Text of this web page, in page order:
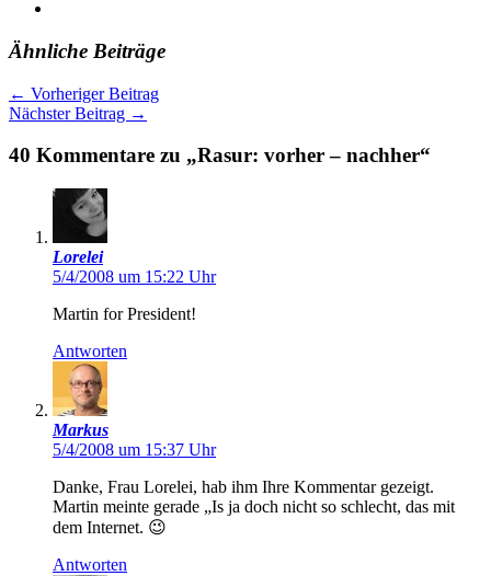
Ähnliche Beiträge
← Vorheriger Beitrag
Nächster Beitrag →
40 Kommentare zu „Rasur: vorher – nachher“
Lorelei
5/4/2008 um 15:22 Uhr
Martin for President!
Antworten
Markus
5/4/2008 um 15:37 Uhr
Danke, Frau Lorelei, hab ihm Ihre Kommentar gezeigt.
Martin meinte gerade „Is ja doch nicht so schlecht, das mit
dem Internet. 😉
Antworten